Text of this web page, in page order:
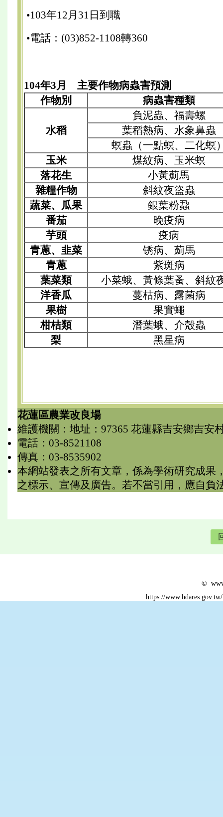
•103年12月31日到職
•電話：(03)852-1108轉360
104年3月 主要作物病蟲害預測
作物別
病蟲害種類
水稻
負泥蟲、福壽螺
葉稻熱病、水象鼻蟲
螟蟲（一點螟、二化螟
玉米
煤紋病、玉米螟
落花生
小黃薊馬
雜糧作物
斜紋夜盜蟲
蔬菜、瓜果
銀葉粉蝨
番茄
晚疫病
芋頭
疫病
青蔥、韭菜
锈病、薊馬
青蔥
紫斑病
葉菜類
小菜蛾、黃條葉蚤、斜紋
洋香瓜
蔓枯病、露菌病
果樹
果實蠅
柑桔類
潛葉蛾、介殼蟲
梨
黑星病
花蓮區農業改良場
維護機關：地址：97365 花蓮縣吉安鄉吉安
電話：03-8521108
傳真：03-8535902
本網站發表之所有文章，係為學術研究成果
之標示、宣傳及廣告。若不當引用，應自負
©
https://